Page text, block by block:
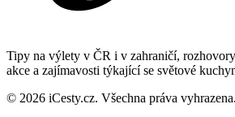
Tipy na výlety v ČR i v zahraničí,
akce a zajímavosti týkající se světové
© 2026 iCesty.cz. Všechna práva vyhrazena.